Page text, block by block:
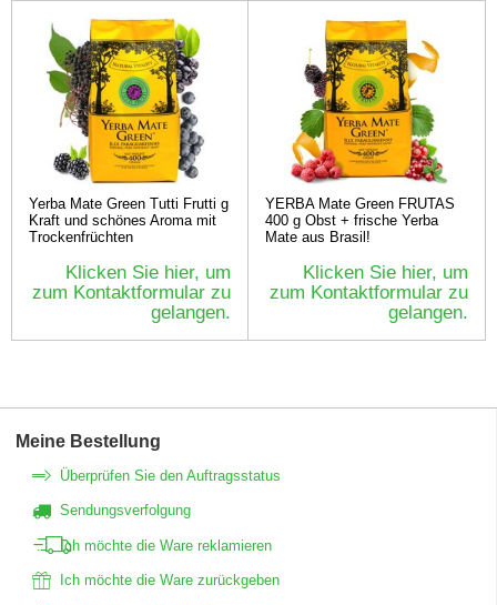
Yerba Mate Green Tutti Frutti g
Kraft und schönes Aroma mit
Trockenfrüchten
Klicken Sie hier, um
zum Kontaktformular zu
gelangen.
YERBA Mate Green FRUTAS
400 g Obst + frische Yerba
Mate aus Brasil!
Klicken Sie hier, um
zum Kontaktformular zu
gelangen.
Meine Bestellung
Überprüfen Sie den Auftragsstatus
Sendungsverfolgung
Ich möchte die Ware reklamieren
Ich möchte die Ware zurückgeben